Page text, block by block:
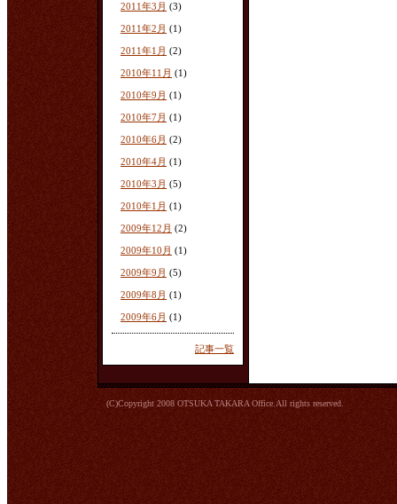
2011年3月 (3)
2011年2月 (1)
2011年1月 (2)
2010年11月 (1)
2010年9月 (1)
2010年7月 (1)
2010年6月 (2)
2010年4月 (1)
2010年3月 (5)
2010年1月 (1)
2009年12月 (2)
2009年10月 (1)
2009年9月 (5)
2009年8月 (1)
2009年6月 (1)
記事一覧
(C)Copyright 2008 OTSUKA TAKARA Office.All rights reserved.